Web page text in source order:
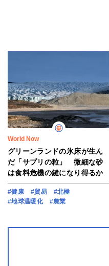
World Now
グリーンランドの氷床が生ん
だ「サプリの粒」 微細な砂
は食料危機の鍵になり得るか
#健康 #貿易
#北極
#地球温暖化
#農業